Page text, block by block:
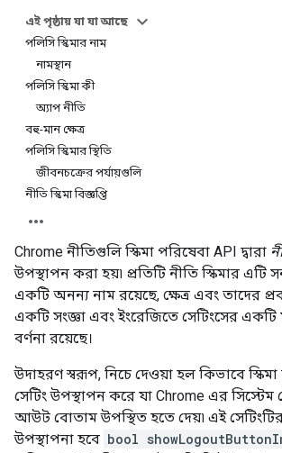
এই পৃষ্ঠায় যা যা আছে
পলিসি স্কিমার নাম
নামস্থান
পলিসি স্কিমা কী
অ্যাপ নীতি
বহু-মান ক্ষেত্র
পলিসি স্কিমার স্থিতি
জীবনচক্রের পর্যায়গুলি
নীতি স্কিমা বিজ্ঞপ্তি
Chrome নীতিগুলি স্কিমা পরিষেবা API দ্বারা
উপস্থাপন করা হয়৷ প্রতিটি নীতি স্কিমার এটি
একটি অনন্য নাম রয়েছে, ক্ষেত্র এবং তাদের
একটি সংজ্ঞা এবং ইংরেজিতে সেটিংসের
বর্ণনা রয়েছে।
উদাহরণ স্বরূপ, নিচে দেওয়া হল কিভাবে
সেটিং উপস্থাপন করে যা Chrome এর সিস্টেম
আউট বোতাম উপস্থিত হতে দেয়৷ এই
উপস্থাপনা হবে bool